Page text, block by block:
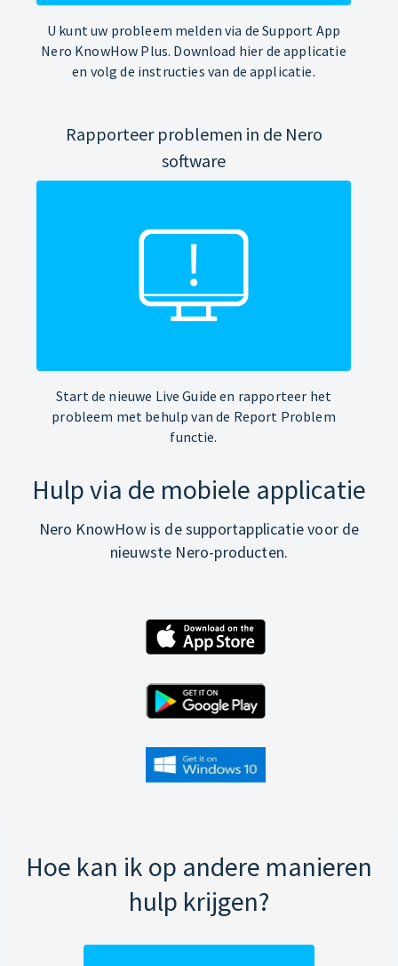
U kunt uw probleem melden via de Support App
Nero KnowHow Plus. Download hier de applicatie
en volg de instructies van de applicatie.
Rapporteer problemen in de Nero
software
Start de nieuwe Live Guide en rapporteer het
probleem met behulp van de Report Problem
functie.
Hulp via de mobiele applicatie
Nero KnowHow is de supportapplicatie voor de
nieuwste Nero-producten.
Hoe kan ik op andere manieren
hulp krijgen?